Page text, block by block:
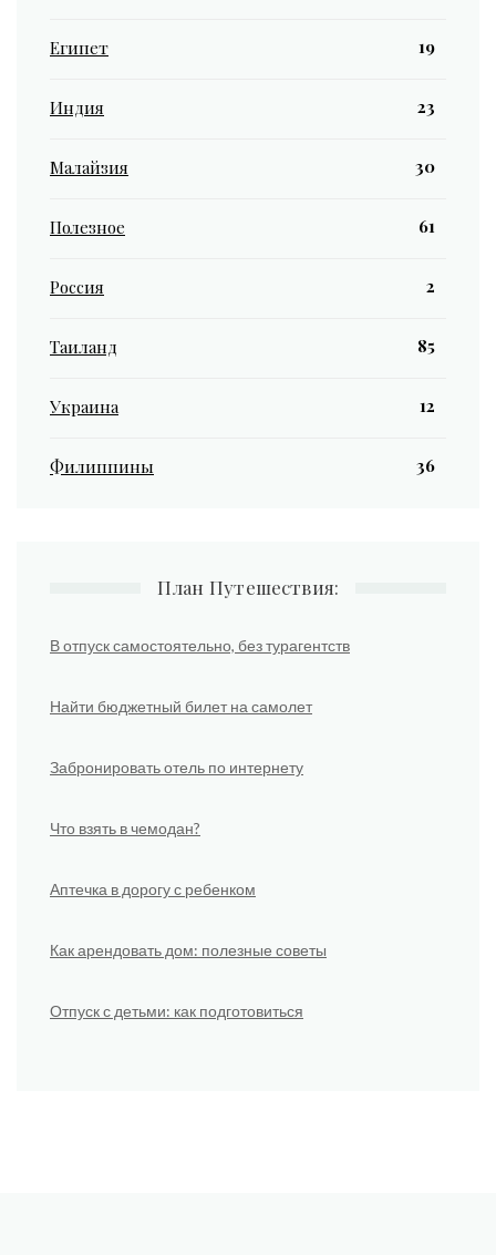
Египет 19
Индия 23
Малайзия 30
Полезное 61
Россия 2
Таиланд 85
Украина 12
Филиппины 36
План Путешествия:
В отпуск самостоятельно, без турагентств
Найти бюджетный билет на самолет
Забронировать отель по интернету
Что взять в чемодан?
Аптечка в дорогу с ребенком
Как арендовать дом: полезные советы
Отпуск с детьми: как подготовиться